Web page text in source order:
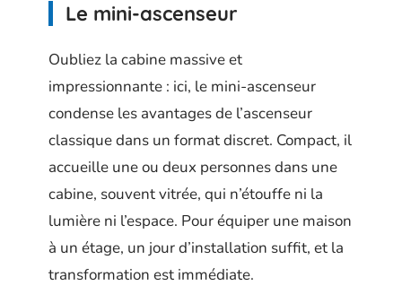
Le mini-ascenseur
Oubliez la cabine massive et
impressionnante : ici, le mini-ascenseur
condense les avantages de l’ascenseur
classique dans un format discret. Compact, il
accueille une ou deux personnes dans une
cabine, souvent vitrée, qui n’étouffe ni la
lumière ni l’espace. Pour équiper une maison
à un étage, un jour d’installation suffit, et la
transformation est immédiate.